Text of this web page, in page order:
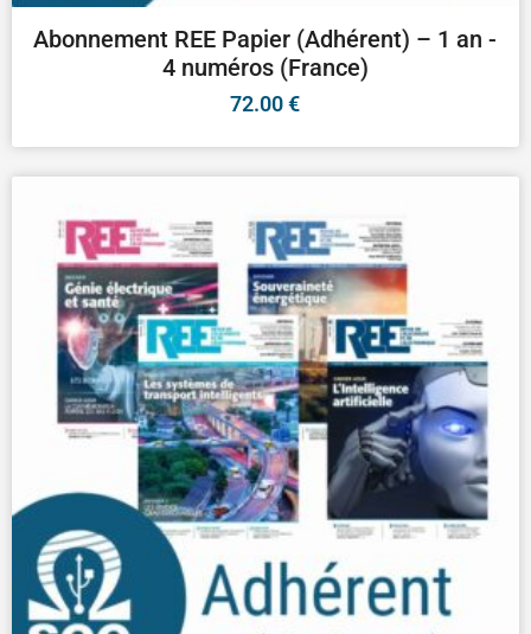
Abonnement REE Papier (Adhérent) – 1 an -
4 numéros (France)
72.00€